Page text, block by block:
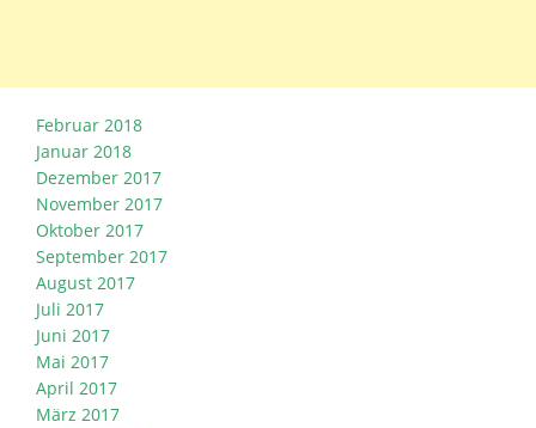
Februar 2018
Januar 2018
Dezember 2017
November 2017
Oktober 2017
September 2017
August 2017
Juli 2017
Juni 2017
Mai 2017
April 2017
März 2017